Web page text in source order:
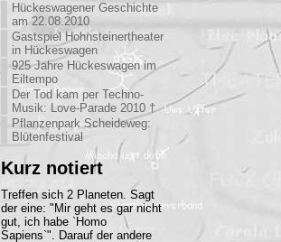
Hückeswagener Geschichte
am 22.08.2010
Gastspiel Hohnsteinertheater
in Hückeswagen
925 Jahre Hückeswagen im
Eiltempo
Der Tod kam per Techno-
Musik: Love-Parade 2010 †
Pflanzenpark Scheideweg:
Blütenfestival
Kurz notiert
Treffen sich 2 Planeten. Sagt
der eine: "Mir geht es gar nicht
gut, ich habe `Homo
Sapiens`". Darauf der andere